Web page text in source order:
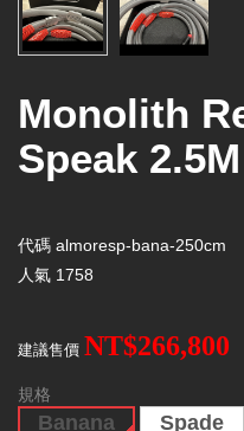
Monolith
Speak
代碼 almoresp-bana-250cm
人氣 1758
建議售價 NT$266,800
規格
Banana Spade